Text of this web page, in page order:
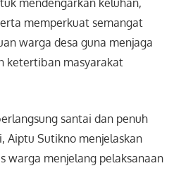
mendengarkan keluhan,
memperkuat semangat
warga desa guna menjaga
ketertiban masyarakat
santai dan penuh
Aiptu Sutikno menjelaskan
warga menjelang pelaksanaan